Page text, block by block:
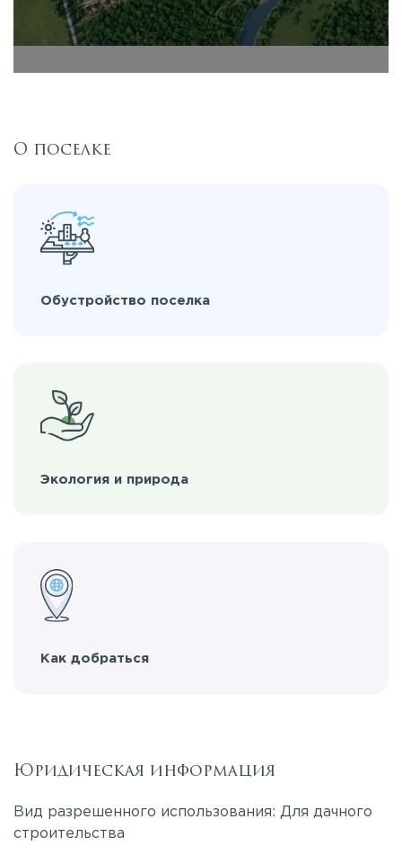
О поселке
Обустройство поселка
Экология и природа
Как добраться
Юридическая информация
Вид разрешенного использования: Для дачного
строительства